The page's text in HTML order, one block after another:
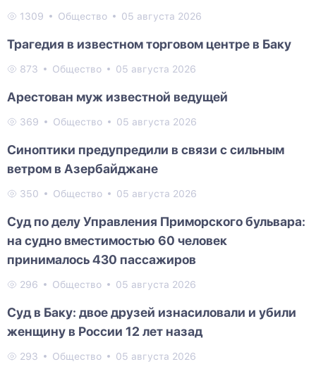
1309 Общество 05 августа 2026
Трагедия в известном торговом центре в Баку
873 Общество 05 августа 2026
Арестован муж известной ведущей
369 Общество 05 августа 2026
Синоптики предупредили в связи с сильным
ветром в Азербайджане
350 Общество 05 августа 2026
Суд по делу Управления Приморского бульвара:
на судно вместимостью 60 человек
принималось 430 пассажиров
296 Общество 05 августа 2026
Суд в Баку: двое друзей изнасиловали и убили
женщину в России 12 лет назад
293 Общество 05 августа 2026